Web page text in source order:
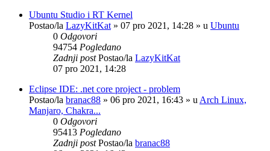
Ubuntu Studio i RT Kernel
Postao/la LazyKitKat » 07 pro 2021, 14:28 » u Ubuntu
0 Odgovori
94754 Pogledano
Zadnji postPostao/la LazyKitKat
07 pro 2021, 14:28
Eclipse IDE: .net core project - problem
Postao/la branac88 » 06 pro 2021, 16:43 » u Arch Linux,
Manjaro, Chakra...
0 Odgovori
95413 Pogledano
Zadnji postPostao/la branac88